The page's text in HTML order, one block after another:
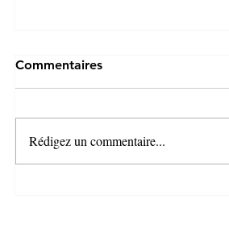
Commentaires
Rédigez un commentaire...